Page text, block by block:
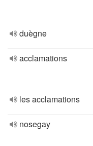
duègne
acclamations
les acclamations
nosegay